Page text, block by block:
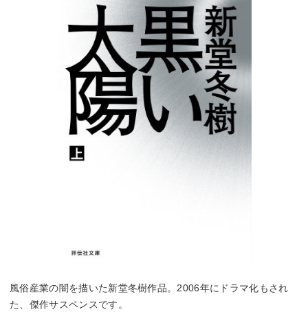
風俗産業の闇を描いた新堂冬樹作品。2006年にドラマ化もされ
た、傑作サスペンスです。